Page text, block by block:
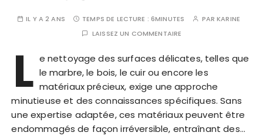
IL Y A 2 ANS TEMPS DE LECTURE :6MINUTES PARKARINE
LAISSEZ UN COMMENTAIRE
L e nettoyage des surfaces délicates, telles que
le marbre, le bois, le cuir ou encore les
matériaux précieux, exige une approche
minutieuse et des connaissances spécifiques. Sans
une expertise adaptée, ces matériaux peuvent être
endommagés de façon irréversible, entraînant des…